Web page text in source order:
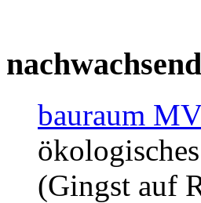
bauraum MV
(Gingst auf